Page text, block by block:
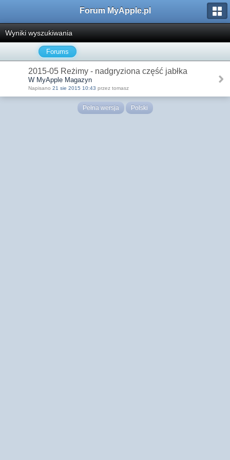
Forum MyApple.pl
Wyniki wyszukiwania
Forums
2015-05 Reżimy - nadgryziona część jabłka
W MyApple Magazyn
Napisano 21 sie 2015 10:43 przez tomasz
Pełna wersja Polski